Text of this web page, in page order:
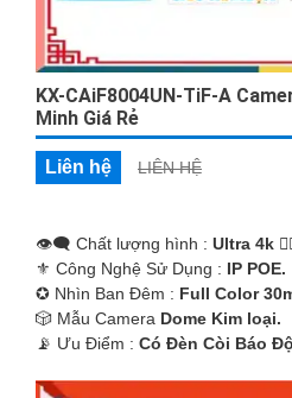
KX-CAiF8004UN-TiF-A
Minh Giá Rẻ
Liên hệ LIÊN HỆ
👁️‍🗨 Chất lượng hình : Ultra 4k
⚜️ Công Nghệ Sử Dụng : IP POE.
✪ Nhìn Ban Đêm : Full Color
🎲 Mẫu Camera Dome Kim loại.
️📡 Ưu Điểm : Có Ðèn Còi Báo